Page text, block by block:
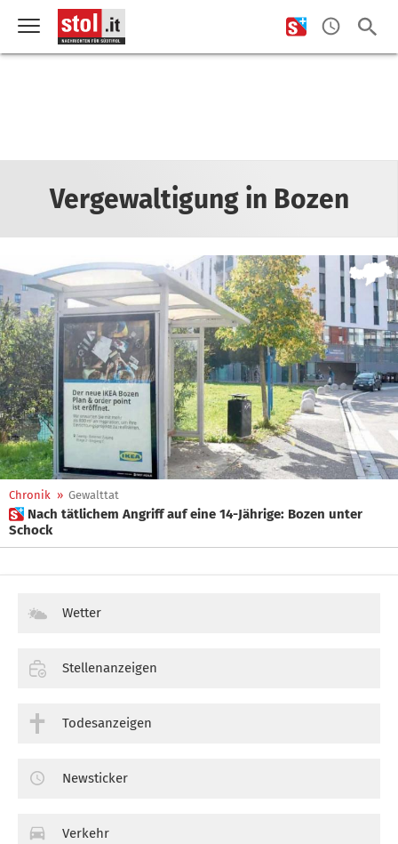
Vergewaltigung in Bozen
Chronik » Gewalttat
 Nach tätlichem Angriff auf eine 14-Jährige: Bozen unter
Schock
Wetter
Stellenanzeigen
Todesanzeigen
Newsticker
Verkehr